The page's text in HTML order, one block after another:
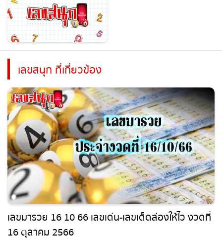
เลขสนุก ที่เกี่ยวข้อง